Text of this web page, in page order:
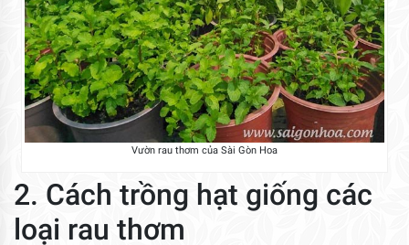
Vườn rau thơm của Sài Gòn Hoa
2. Cách trồng hạt giống các
loại rau thơm